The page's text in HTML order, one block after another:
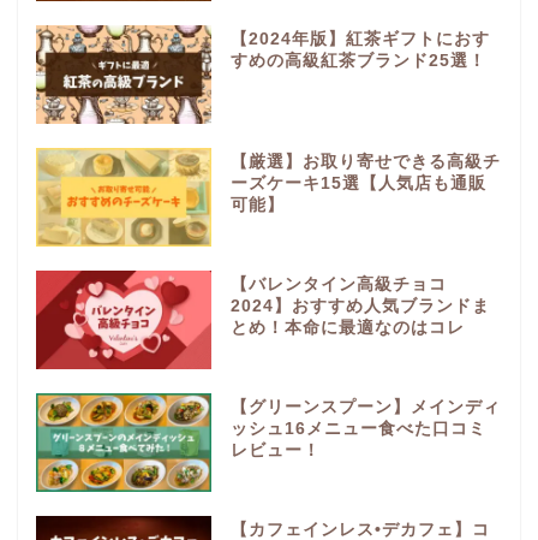
【2024年版】紅茶ギフトにおす
すめの高級紅茶ブランド25選！
【厳選】お取り寄せできる高級チ
ーズケーキ15選【人気店も通販
可能】
【バレンタイン高級チョコ
2024】おすすめ人気ブランドま
とめ！本命に最適なのはコレ
【グリーンスプーン】メインディ
ッシュ16メニュー食べた口コミ
レビュー！
【カフェインレス•デカフェ】コ